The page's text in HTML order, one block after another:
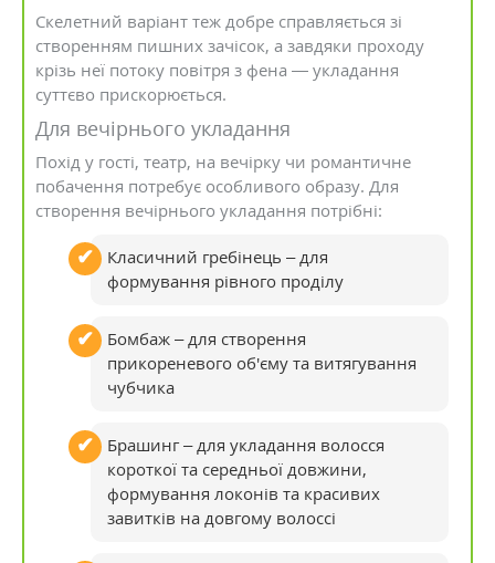
Скелетний варіант теж добре справляється зі
створенням пишних зачісок, а завдяки проходу
крізь неї потоку повітря з фена — укладання
суттєво прискорюється.
Для вечірнього укладання
Похід у гості, театр, на вечірку чи романтичне
побачення потребує особливого образу. Для
створення вечірнього укладання потрібні:
Класичний гребінець – для
формування рівного проділу
Бомбаж – для створення
прикореневого об'єму та витягування
чубчика
Брашинг – для укладання волосся
короткої та середньої довжини,
формування локонів та красивих
завитків на довгому волоссі